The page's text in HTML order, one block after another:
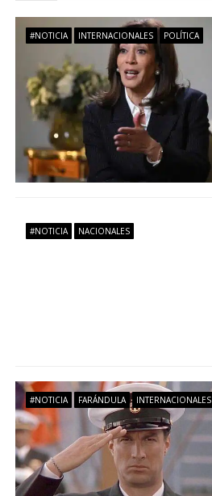
a
ó
n
d
t
r
a
#NOTICIA INTERNACIONALES POLÍTICA
#NOTICIA NACIONALES
#NOTICIA FARÁNDULA INTERNACIONALES